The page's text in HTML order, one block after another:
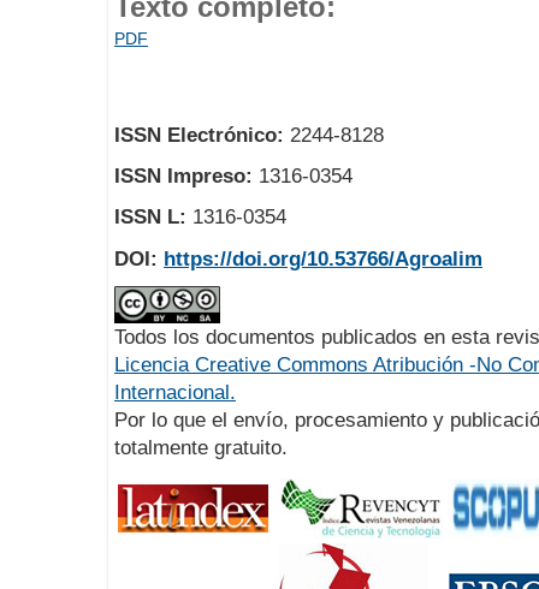
PDF
ISSN Electrónico: 2244-8128
ISSN Impreso: 1316-0354
ISSN L: 1316-0354
DOI: https://doi.org/10.53766/Agroalim
Todos los documentos publicados en esta
Licencia Creative Commons Atribución -No
Internacional.
Por lo que el envío, procesamiento y
totalmente gratuito.